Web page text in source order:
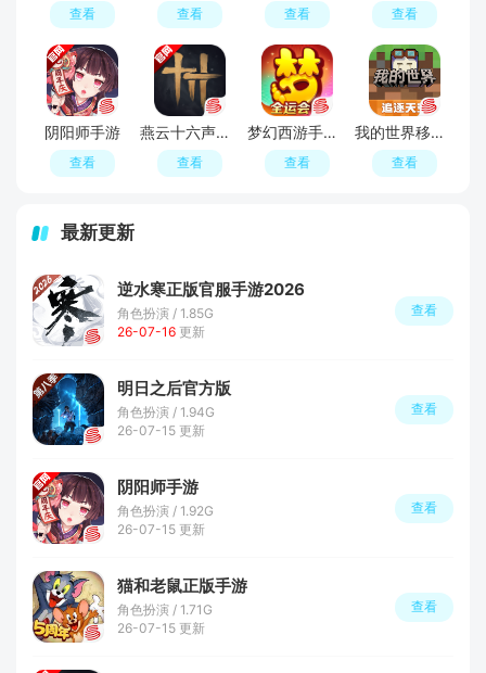
查看 查看 查看 查看
阴阳师手游
查看
燕云十六声手游
查看
梦幻西游手游正版官服
查看
我的世界移动版
查看
最新更新
逆水寒正版官服手游2026
角色扮演 / 1.85G
26-07-16 更新
查看
明日之后官方版
角色扮演 / 1.94G
26-07-15 更新
查看
阴阳师手游
角色扮演 / 1.92G
26-07-15 更新
查看
猫和老鼠正版手游
角色扮演 / 1.71G
26-07-15 更新
查看